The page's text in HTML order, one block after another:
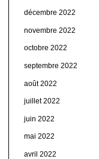
décembre 2022
novembre 2022
octobre 2022
septembre 2022
août 2022
juillet 2022
juin 2022
mai 2022
avril 2022